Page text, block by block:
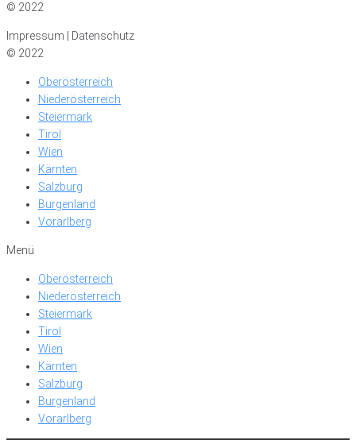
© 2022
Impressum | Datenschutz
© 2022
Oberösterreich
Niederösterreich
Steiermark
Tirol
Wien
Kärnten
Salzburg
Burgenland
Vorarlberg
Menü
Oberösterreich
Niederösterreich
Steiermark
Tirol
Wien
Kärnten
Salzburg
Burgenland
Vorarlberg